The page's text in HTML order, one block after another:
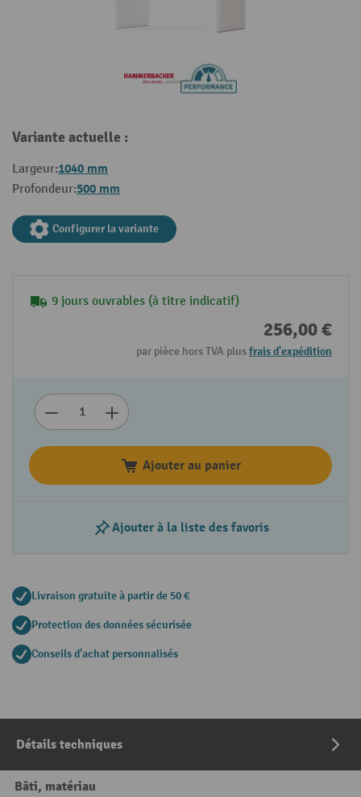
Variante actuelle :
Largeur:1040 mm
Profondeur:500 mm
Configurer la variante
9 jours ouvrables (à titre indicatif)
256,00 €
par pièce hors TVA plusfrais d'expédition
Ajouter au panier
Ajouter à la liste des favoris
Livraison gratuite à partir de 50 €
Protection des données sécurisée
Conseils d'achat personnalisés
Détails techniques
Bâti, matériau